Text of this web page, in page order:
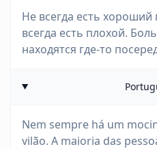
Не всегда есть хороший
всегда есть плохой.
находятся где-то
Nem sempre há um
vilão. A maioria das